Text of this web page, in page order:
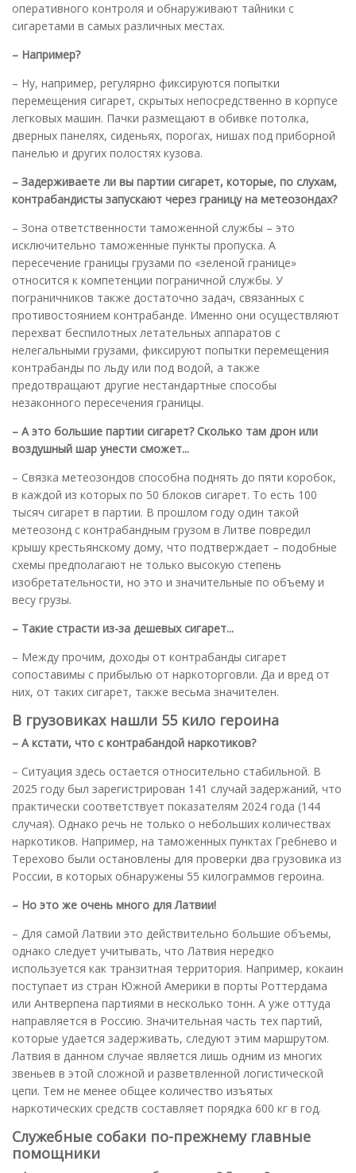
оперативного контроля и обнаруживают тайники с
сигаретами в самых различных местах.
– Например?
– Ну, например, регулярно фиксируются попытки
перемещения сигарет, скрытых непосредственно в корпусе
легковых машин. Пачки размещают в обивке потолка,
дверных панелях, сиденьях, порогах, нишах под приборной
панелью и других полостях кузова.
– Задерживаете ли вы партии сигарет, которые, по слухам,
контрабандисты запускают через границу на метеозондах?
– Зона ответственности таможенной службы – это
исключительно таможенные пункты пропуска. А
пересечение границы грузами по «зеленой границе»
относится к компетенции пограничной службы. У
пограничников также достаточно задач, связанных с
противостоянием контрабанде. Именно они осуществляют
перехват беспилотных летательных аппаратов с
нелегальными грузами, фиксируют попытки перемещения
контрабанды по льду или под водой, а также
предотвращают другие нестандартные способы
незаконного пересечения границы.
– А это большие партии сигарет? Сколько там дрон или
воздушный шар унести сможет...
– Связка метеозондов способна поднять до пяти коробок,
в каждой из которых по 50 блоков сигарет. То есть 100
тысяч сигарет в партии. В прошлом году один такой
метеозонд с контрабандным грузом в Литве повредил
крышу крестьянскому дому, что подтверждает – подобные
схемы предполагают не только высокую степень
изобретательности, но это и значительные по объему и
весу грузы.
– Такие страсти из-за дешевых сигарет...
– Между прочим, доходы от контрабанды сигарет
сопоставимы с прибылью от наркоторговли. Да и вред от
них, от таких сигарет, также весьма значителен.
В грузовиках нашли 55 кило героина
– А кстати, что с контрабандой наркотиков?
– Ситуация здесь остается относительно стабильной. В
2025 году был зарегистрирован 141 случай задержаний, что
практически соответствует показателям 2024 года (144
случая). Однако речь не только о небольших количествах
наркотиков. Например, на таможенных пунктах Гребнево и
Терехово были остановлены для проверки два грузовика из
России, в которых обнаружены 55 килограммов героина.
– Но это же очень много для Латвии!
– Для самой Латвии это действительно большие объемы,
однако следует учитывать, что Латвия нередко
используется как транзитная территория. Например, кокаин
поступает из стран Южной Америки в порты Роттердама
или Антверпена партиями в несколько тонн. А уже оттуда
направляется в Россию. Значительная часть тех партий,
которые удается задерживать, следуют этим маршрутом.
Латвия в данном случае является лишь одним из многих
звеньев в этой сложной и разветвленной логистической
цепи. Тем не менее общее количество изъятых
наркотических средств составляет порядка 600 кг в год.
Служебные собаки по-прежнему главные
помощники